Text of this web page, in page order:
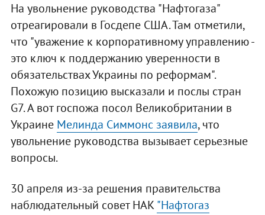
На увольнение руководства "Нафтогаза"
отреагировали в Госдепе США. Там отметили,
что "уважение к корпоративному управлению -
это ключ к поддержанию уверенности в
обязательствах Украины по реформам".
Похожую позицию высказали и послы стран
G7. А вот госпожа посол Великобритании в
Украине Мелинда Симмонс заявила, что
увольнение руководства вызывает серьезные
вопросы.
30 апреля из-за решения правительства
наблюдательный совет НАК"Нафтогаз